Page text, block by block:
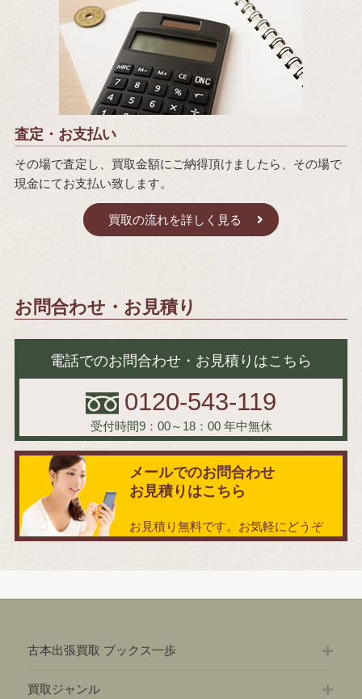
査定・お支払い
その場で査定し、買取金額にご納得頂けましたら、その場で
現金にてお支払い致します。
買取の流れを詳しく見る
お問合わせ・お見積り
電話でのお問合わせ・お見積りはこちら
0120-543-119
受付時間9：00～18：00 年中無休
メールでのお問合わせ
お見積りはこちら
お見積り無料です。お気軽にどうぞ
古本出張買取 ブックス一歩
買取ジャンル